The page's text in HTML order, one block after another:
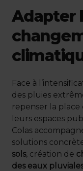
Adapter
Face à
des pluies
repenser la place
leurs espaces
Colas
solutions
sols, création de
des eaux